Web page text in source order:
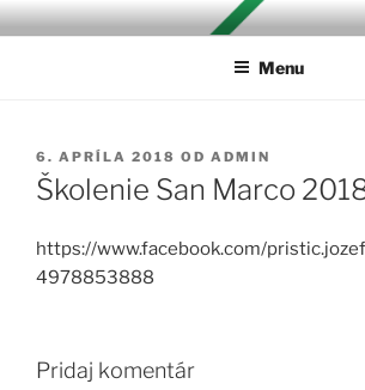
Prejsť
na
MALIARSTVOPN
Menu
PUBLIKOVANÉ
6. APRÍLA 2018 OD ADMIN
Školenie San Marco
https://www.facebook.com/
4978853888
Pridaj komentár